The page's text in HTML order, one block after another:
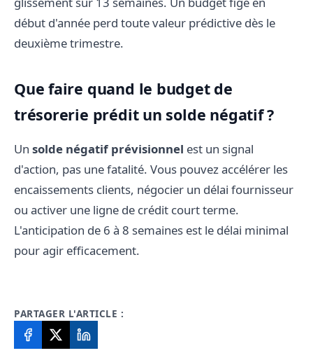
début d'année perd toute valeur prédictive dès le
deuxième trimestre.
Que faire quand le budget de
trésorerie prédit un solde négatif ?
Un solde négatif prévisionnel est un signal
d'action, pas une fatalité. Vous pouvez accélérer les
encaissements clients, négocier un délai fournisseur
ou activer une ligne de crédit court terme.
L'anticipation de 6 à 8 semaines est le délai minimal
pour agir efficacement.
PARTAGER L'ARTICLE :